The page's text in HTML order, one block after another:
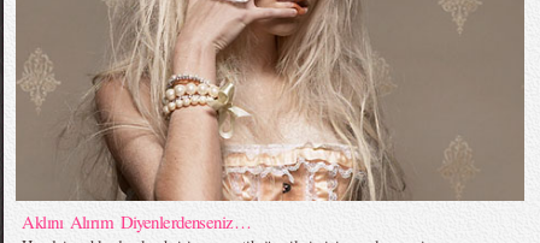
Aklını Alırım Diyenlerdenseniz…